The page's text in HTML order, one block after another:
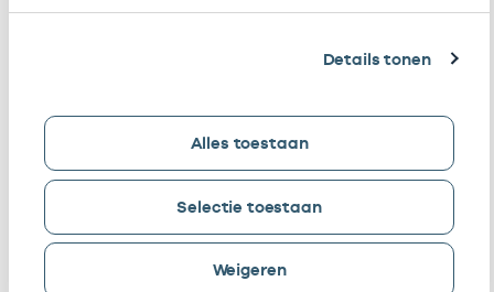
Details tonen
Alles toestaan
Selectie toestaan
Weigeren
Bij deze onderneming werken de volgende
B.M.
In
91006579 01-09-2016
M.C.E. Van
Dortland
Eigenaar 01100414 23-09-2015
Eigenaar 01100483
Ondernemingen